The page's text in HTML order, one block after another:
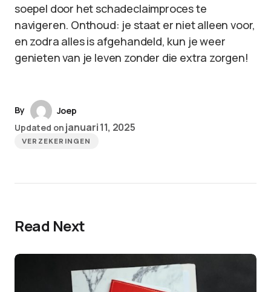
soepel door het schadeclaimproces te
navigeren. Onthoud: je staat er niet alleen voor,
en zodra alles is afgehandeld, kun je weer
genieten van je leven zonder die extra zorgen!
By
Joep
Updated on januari 11, 2025
VERZEKERINGEN
Read Next